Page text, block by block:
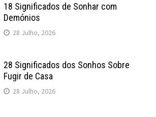
18 Significados de Sonhar com
Demónios
28 Julho, 2026
28 Significados dos Sonhos Sobre
Fugir de Casa
28 Julho, 2026